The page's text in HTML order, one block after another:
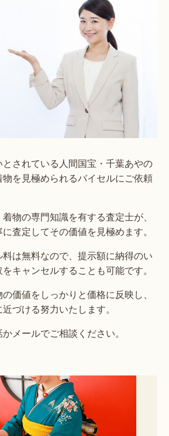
されている人間国宝・千葉あやの
を見極められるバイセルにご依頼
物の専門知識を有する査定士が、
査定してその価値を見極めます。
は無料なので、提示額に納得のい
キャンセルすることも可能です。
価値をしっかりと価格に反映し、
づける努力いたします。
メールでご相談ください。